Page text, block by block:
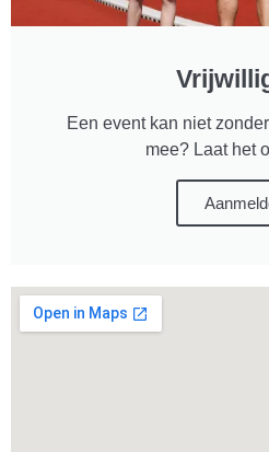
Een event kan niet
mee? Laat het